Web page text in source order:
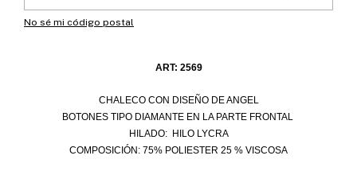
No sé mi código postal
ART: 2569
CHALECO CON DISEÑO DE ANGEL
BOTONES TIPO DIAMANTE EN LA PARTE FRONTAL
HILADO: HILO LYCRA
COMPOSICIÓN: 75% POLIESTER 25 % VISCOSA